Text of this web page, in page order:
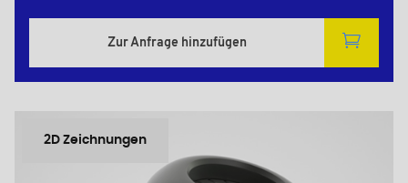
Zur Anfrage hinzufügen
2D Zeichnungen